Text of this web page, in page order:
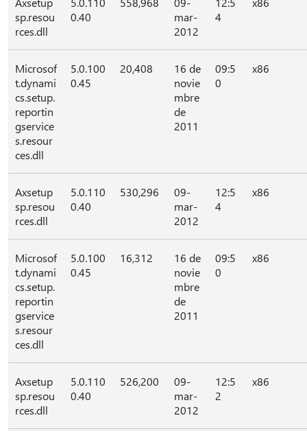
sp.resou
rces.dll
0.40
mar-
2012
4
Microsof
t.dynami
cs.setup.
reportin
gservice
s.resour
ces.dll
5.0.100
0.45
20,408
16 de
novie
mbre
de
2011
09:5
0
x86
Axsetup
sp.resou
rces.dll
5.0.110
0.40
530,296
09-
mar-
2012
12:5
4
x86
Microsof
t.dynami
cs.setup.
reportin
gservice
s.resour
ces.dll
5.0.100
0.45
16,312
16 de
novie
mbre
de
2011
09:5
0
x86
Axsetup
sp.resou
rces.dll
5.0.110
0.40
526,200
09-
mar-
2012
12:5
2
x86